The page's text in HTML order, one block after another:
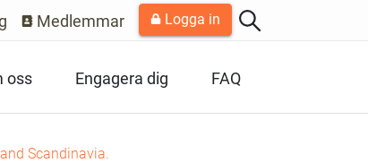
Medlemmar Logga in
oss Engagera dig FAQ
Scandinavia.